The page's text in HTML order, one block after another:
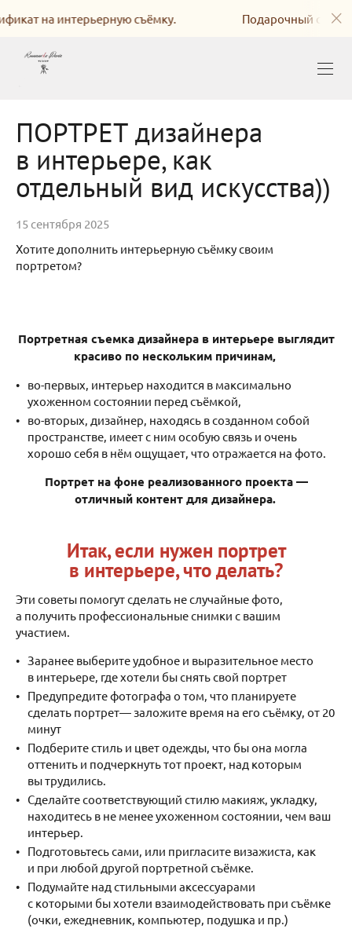
на интерьерную съёмку. Подарочный
ПОРТРЕТ дизайнера
в интерьере, как
отдельный вид искусства))
15 сентября 2025
Хотите дополнить интерьерную съёмку своим
портретом?
Портретная съемка дизайнера в интерьере выглядит
красиво по нескольким причинам,
во-первых, интерьер находится в максимально
ухоженном состоянии перед съёмкой,
во-вторых, дизайнер, находясь в созданном собой
пространстве, имеет с ним особую связь и очень
хорошо себя в нём ощущает, что отражается на фото.
Портрет на фоне реализованного проекта —
отличный контент для дизайнера.
Итак, если нужен портрет
в интерьере, что делать?
Эти советы помогут сделать не случайные фото,
а получить профессиональные снимки с вашим
участием.
Заранее выберите удобное и выразительное место
в интерьере, где хотели бы снять свой портрет
Предупредите фотографа о том, что планируете
сделать портрет— заложите время на его съёмку, от 20
минут
Подберите стиль и цвет одежды, что бы она могла
оттенить и подчеркнуть тот проект, над которым
вы трудились.
Сделайте соответствующий стилю макияж, укладку,
находитесь в не менее ухоженном состоянии, чем ваш
интерьер.
Подготовьтесь сами, или пригласите визажиста, как
и при любой другой портретной съёмке.
Подумайте над стильными аксессуарами
с которыми бы хотели взаимодействовать при съёмке
(очки, ежедневник, компьютер, подушка и пр.)